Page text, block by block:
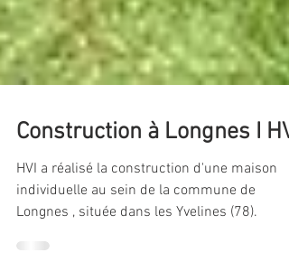
Construction à Longnes I HVI
individuelle au sein de la commune de